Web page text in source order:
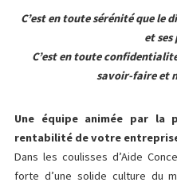
C’est en toute sérénité que le
et
C’est en toute
savoir-faire et
Une équipe animée par la
rentabilité de votre
Dans les coulisses d’Aide
forte d’une solide culture du